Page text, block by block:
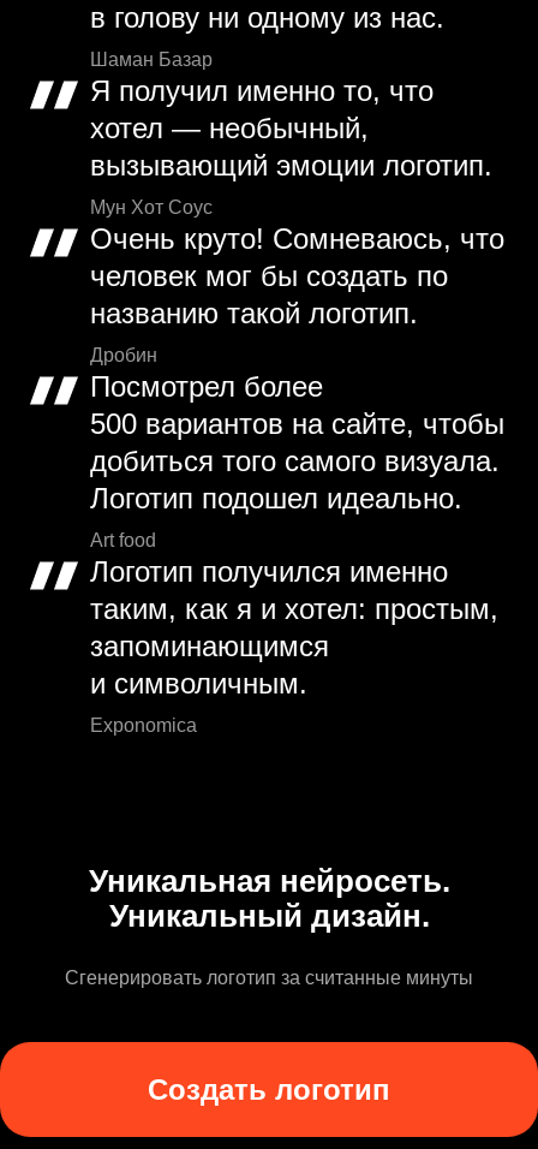
в голову ни одному из нас.
Шаман Базар
Я получил именно то, что
хотел — необычный,
вызывающий эмоции логотип.
Мун Хот Соус
Очень круто! Сомневаюсь, что
человек мог бы создать по
названию такой логотип.
Дробин
Посмотрел более
500 вариантов на сайте, чтобы
добиться того самого визуала.
Логотип подошел идеально.
Art food
Логотип получился именно
таким, как я и хотел: простым,
запоминающимся
и символичным.
Exponomica
Уникальная нейросеть.
Уникальный дизайн.
Сгенерировать логотип за считанные минуты
Создать логотип